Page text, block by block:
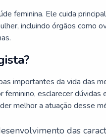
feminina. Ele cuida
incluindo órgãos como
importantes da vida das
esclarecer dúvidas
melhor a atuação desse
das